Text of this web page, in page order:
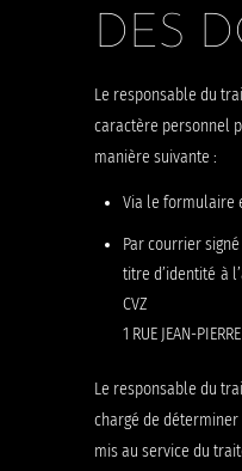
DES
Le responsable du
caractère personnel
manière suivante :
Via le formulaire
Par courrier
titre d’identité à
CVZ
1 RUE JEAN-
Le responsable du
chargé de
mis au service du